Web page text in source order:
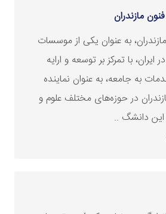
مازندران
به عنوان یکی از موسسات
با تمرکز بر توسعه و ارایه
به جامعه، به عنوان نماینده
در حوزه‌های مختلف علوم و
دانشگ ..